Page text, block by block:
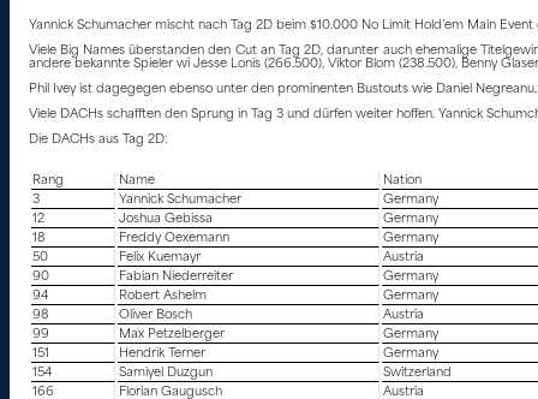
Yannick Schumacher mischt nach Tag 2D beim $10.000 No Limit Hold’em Main
Viele Big Names überstanden den Cut an Tag 2D, darunter auch ehemalige
andere bekannte Spieler wi Jesse Lonis (266.500), Viktor Blom (238.500), Benny
Phil Ivey ist dagegegen ebenso unter den prominenten Bustouts wie Daniel
Viele DACHs schafften den Sprung in Tag 3 und dürfen weiter hoffen. Yannick
Die DACHs aus Tag 2D:
Rang Name
Nation
3
Yannick Schumacher
Germany
12
Joshua Gebissa
Germany
18
Freddy Oexemann
Germany
50
Felix Kuemayr
Austria
90
Fabian Niederreiter
Germany
94
Robert Ashelm
Germany
98
Oliver Bosch
Austria
99
Max Petzelberger
Germany
151
Hendrik Terner
Germany
154
Samiyel Duzgun
Switzerland
166
Florian Gaugusch
Austria